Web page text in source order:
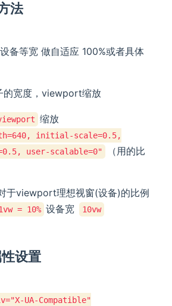
法
备等宽 做自适应 100%或者具体
的宽度，viewport缩放
缩放
initial-scale=0.5,
user-scalable=0"
（用的比
于viewport理想视窗(设备)的比例
= 10% 设备宽 10vw
设置
UA-Compatible"